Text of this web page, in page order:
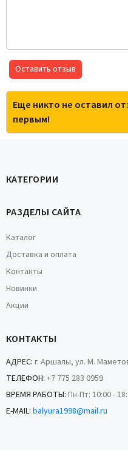
Оставить отзыв
Еще никто не оставил
первым!
КАТЕГОРИИ
РАЗДЕЛЫ САЙТА
Каталог
Доставка и оплата
Контакты
Новинки
Акции
КОНТАКТЫ
АДРЕС: г. Аршалы, ул. М.
ТЕЛЕФОН: +7 775 283 0959
ВРЕМЯ РАБОТЫ: Пн-Пт: 10:00 -
E-MAIL: balyura1998@mail.ru